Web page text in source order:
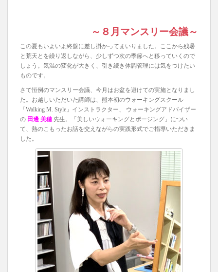
～８月マンスリー会議～
この夏もいよいよ終盤に差し掛かってまいりました。ここから残暑
と荒天とを繰り返しながら、少しずつ次の季節へと移っていくので
しょう。気温の変化が大きく、引き続き体調管理には気をつけたい
ものです。
さて恒例のマンスリー会議、今月はお盆を避けての実施となりまし
た。お越しいただいた講師は、熊本初のウォーキングスクール
「Walking M. Style」インストラクター、 ウォーキングアドバイザー
の 田邊 美穂 先生。「美しいウォーキングとポージング」につい
て、熱のこもったお話を交えながらの実践形式でご指導いただきま
した。